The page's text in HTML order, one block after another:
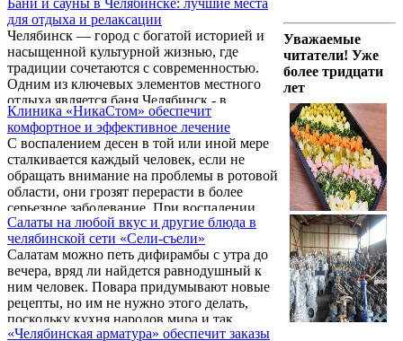
подтверждено материалами следствия.
Бани и сауны в Челябинске: лучшие места
для отдыха и релаксации
Челябинск — город с богатой историей и
насыщенной культурной жизнью, где
традиции сочетаются с современностью.
Одним из ключевых элементов местного
отдыха является баня Челябинск - в
последние годы популярность бань и саун
только возрастает, превращая их в
идеальное место для расслабления и
укрепления здоровья после напряжённой
рабочей недели. Местные бани, с которыми
можно познакомиться на сервисе Банник.ру
, славятся высоким качеством сервиса,
разнообразием услуг и тёплой атмосферой,
создавая уникальные ...
Клиника «НикаСтом» обеспечит
комфортное и эффективное лечение
С воспалением десен в той или иной мере
сталкивается каждый человек, если не
обращать внимание на проблемы в ротовой
области, они грозят перерасти в более
серьезное заболевание. При воспалении
лечение десен Челябинск следует доверить
стоматологической клинике «НикаСтом».
Салаты на любой вкус и другие блюда в
челябинской сети «Сели-съели»
Салатам можно петь дифирамбы с утра до
вечера, вряд ли найдется равнодушный к
ним человек. Повара придумывают новые
рецепты, но им не нужно этого делать,
поскольку кухня народов мира и так
перенасыщена этим блюдом. Хотите салаты
«Челябинская арматура» обеспечит заказы
Уважаемые
читатели! Уже
более тридцати
лет